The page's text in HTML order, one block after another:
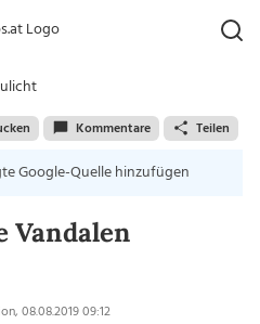
Kommentare Teilen
Google-Quelle hinzufügen
Vandalen
08.08.2019 09:12